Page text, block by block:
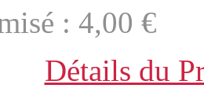
: 4,00 €
Détails du